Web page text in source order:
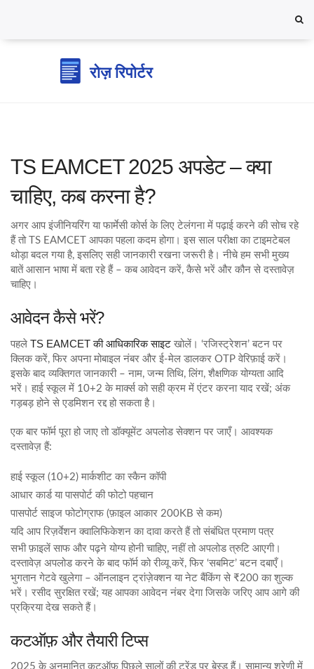
TS EAMCET 2025 अपडेट – क्या
चाहिए, कब करना है?
अगर आप इंजीनियरिंग या फार्मेसी कोर्स के लिए टेलंगना में पढ़ाई करने की सोच रहे
हैं तो TS EAMCET आपका पहला कदम होगा। इस साल परीक्षा का टाइमटेबल
थोड़ा बदल गया है, इसलिए सही जानकारी रखना जरूरी है। नीचे हम सभी मुख्य
बातें आसान भाषा में बता रहे हैं – कब आवेदन करें, कैसे भरें और कौन से दस्तावेज़
चाहिए।
आवेदन कैसे भरें?
पहले TS EAMCET की आधिकारिक साइट खोलें। ‘रजिस्ट्रेशन’ बटन पर
क्लिक करें, फिर अपना मोबाइल नंबर और ई‑मेल डालकर OTP वेरिफ़ाई करें।
इसके बाद व्यक्तिगत जानकारी – नाम, जन्म तिथि, लिंग, शैक्षणिक योग्यता आदि
भरें। हाई स्कूल में 10+2 के मार्क्स को सही क्रम में एंटर करना याद रखें; अंक
गड़बड़ होने से एडमिशन रद्द हो सकता है।
एक बार फॉर्म पूरा हो जाए तो डॉक्यूमेंट अपलोड सेक्शन पर जाएँ। आवश्यक
दस्तावेज़ हैं:
हाई स्कूल (10+2) मार्कशीट का स्कैन कॉपी
आधार कार्ड या पासपोर्ट की फोटो पहचान
पासपोर्ट साइज फोटोग्राफ (फ़ाइल आकार 200KB से कम)
यदि आप रिज़र्वेशन क्वालिफिकेशन का दावा करते हैं तो संबंधित प्रमाण पत्र
सभी फ़ाइलें साफ और पढ़ने योग्य होनी चाहिए, नहीं तो अपलोड त्रुटि आएगी।
दस्तावेज़ अपलोड करने के बाद फॉर्म को रीव्यू करें, फिर ‘सबमिट’ बटन दबाएँ।
भुगतान गेटवे खुलेगा – ऑनलाइन ट्रांज़ेक्शन या नेट बैंकिंग से ₹200 का शुल्क
भरें। रसीद सुरक्षित रखें; यह आपका आवेदन नंबर देगा जिसके जरिए आप आगे की
प्रक्रिया देख सकते हैं।
कटऑफ़ और तैयारी टिप्स
2025 के अनुमानित कटऑफ़ पिछले सालों की ट्रेंड पर बेस्ड हैं। सामान्य श्रेणी में